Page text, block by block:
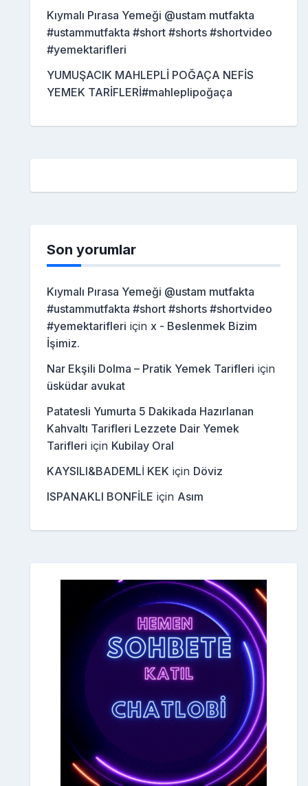
Kıymalı Pırasa Yemeği @ustam mutfakta
#ustammutfakta #short #shorts #shortvideo
#yemektarifleri
YUMUŞACIK MAHLEPLİ POĞAÇA NEFİS
YEMEK TARİFLERİ#mahleplipoğaça
Son yorumlar
Kıymalı Pırasa Yemeği @ustam mutfakta
#ustammutfakta #short #shorts #shortvideo
#yemektarifleri için x - Beslenmek Bizim
İşimiz.
Nar Ekşili Dolma – Pratik Yemek Tarifleri için
üsküdar avukat
Patatesli Yumurta 5 Dakikada Hazırlanan
Kahvaltı Tarifleri Lezzete Dair Yemek
Tarifleri için Kubilay Oral
KAYSILI&BADEMLİ KEK için Döviz
ISPANAKLI BONFİLE için Asım